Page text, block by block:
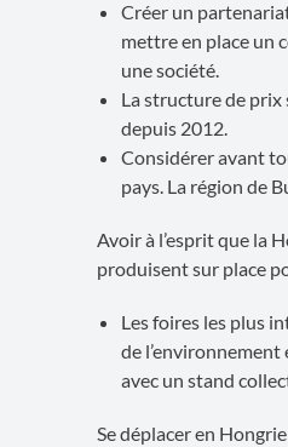
Créer un
mettre en place un
une société.
La structure de prix
depuis 2012.
Considérer avant
pays. La région de
Avoir à l’esprit que la
produisent sur place
Les foires les plus
de l’environnement
avec un stand
Se déplacer en Hongrie